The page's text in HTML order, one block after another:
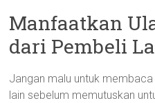
Manfaatkan
dari Pembeli
Jangan malu untuk
lain sebelum memutuskan